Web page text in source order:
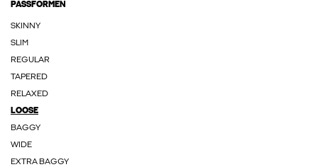
PASSFORMEN
SKINNY
SLIM
REGULAR
TAPERED
RELAXED
LOOSE
BAGGY
WIDE
EXTRA BAGGY